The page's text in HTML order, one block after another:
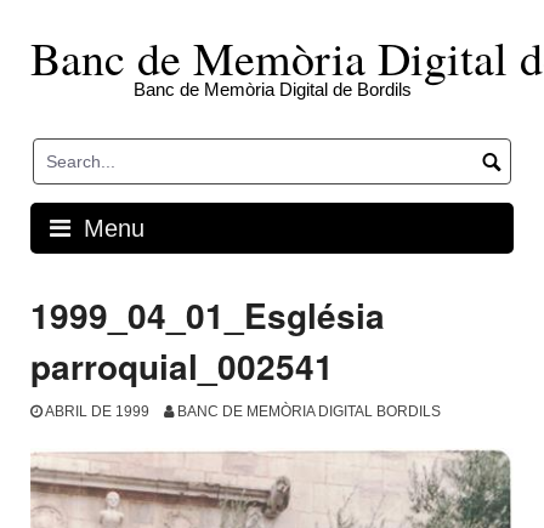
contentBanc de Memòria Digital
Banc de Memòria Digital de Bordils
Menu
1999_04_01_Església
parroquial_002541
ABRIL DE 1999 BANC DE MEMÒRIA DIGITAL BORDILS